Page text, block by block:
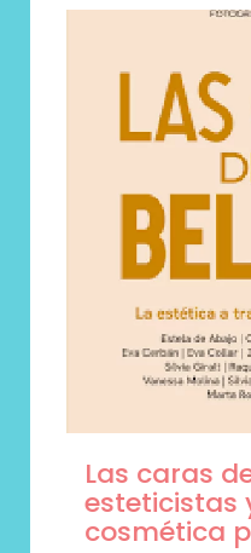
Las caras
esteticistas
cosmética